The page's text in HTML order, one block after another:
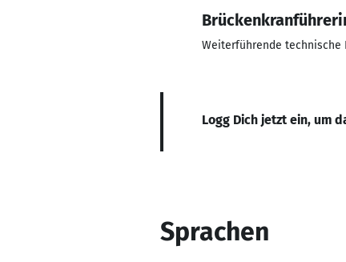
Weiterführende technische
Logg Dich jetzt ein, um
Sprachen